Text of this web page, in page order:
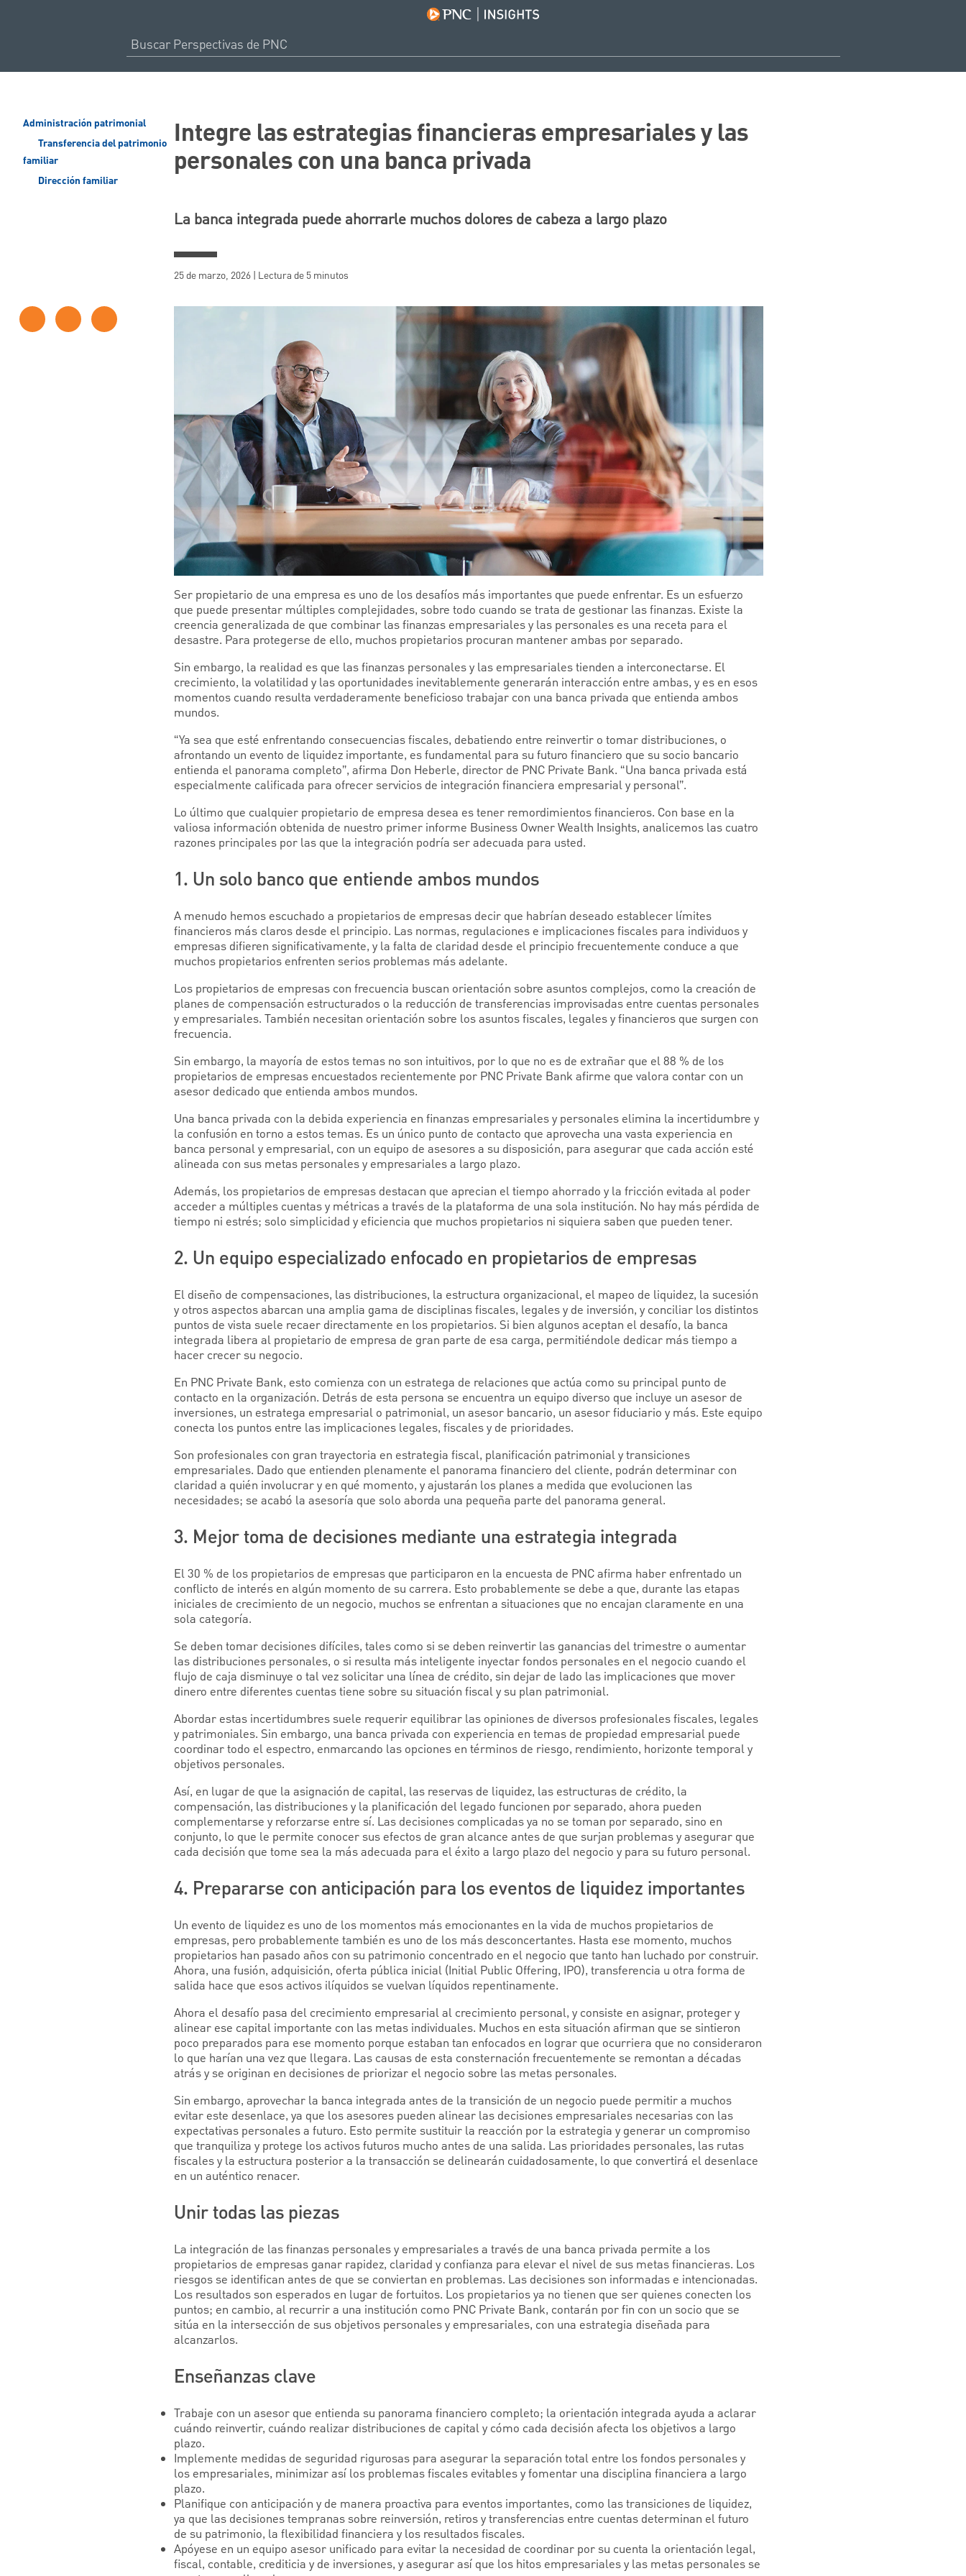
Administración patrimonial
Transferencia del patrimonio
familiar
Dirección familiar
Integre las estrategias financieras empresariales y las
personales con una banca privada
La banca integrada puede ahorrarle muchos dolores de cabeza a largo plazo
25 de marzo, 2026 | Lectura de 5 minutos
Ser propietario de una empresa es uno de los desafíos más importantes que puede enfrentar. Es un esfuerzo
que puede presentar múltiples complejidades, sobre todo cuando se trata de gestionar las finanzas. Existe la
creencia generalizada de que combinar las finanzas empresariales y las personales es una receta para el
desastre. Para protegerse de ello, muchos propietarios procuran mantener ambas por separado.
Sin embargo, la realidad es que las finanzas personales y las empresariales tienden a interconectarse. El
crecimiento, la volatilidad y las oportunidades inevitablemente generarán interacción entre ambas, y es en esos
momentos cuando resulta verdaderamente beneficioso trabajar con una banca privada que entienda ambos
mundos.
“Ya sea que esté enfrentando consecuencias fiscales, debatiendo entre reinvertir o tomar distribuciones, o
afrontando un evento de liquidez importante, es fundamental para su futuro financiero que su socio bancario
entienda el panorama completo”, afirma Don Heberle, director de PNC Private Bank. “Una banca privada está
especialmente calificada para ofrecer servicios de integración financiera empresarial y personal”.
Lo último que cualquier propietario de empresa desea es tener remordimientos financieros. Con base en la
valiosa información obtenida de nuestro primer informe Business Owner Wealth Insights, analicemos las cuatro
razones principales por las que la integración podría ser adecuada para usted.
1. Un solo banco que entiende ambos mundos
A menudo hemos escuchado a propietarios de empresas decir que habrían deseado establecer límites
financieros más claros desde el principio. Las normas, regulaciones e implicaciones fiscales para individuos y
empresas difieren significativamente, y la falta de claridad desde el principio frecuentemente conduce a que
muchos propietarios enfrenten serios problemas más adelante.
Los propietarios de empresas con frecuencia buscan orientación sobre asuntos complejos, como la creación de
planes de compensación estructurados o la reducción de transferencias improvisadas entre cuentas personales
y empresariales. También necesitan orientación sobre los asuntos fiscales, legales y financieros que surgen con
frecuencia.
Sin embargo, la mayoría de estos temas no son intuitivos, por lo que no es de extrañar que el 88 % de los
propietarios de empresas encuestados recientemente por PNC Private Bank afirme que valora contar con un
asesor dedicado que entienda ambos mundos.
Una banca privada con la debida experiencia en finanzas empresariales y personales elimina la incertidumbre y
la confusión en torno a estos temas. Es un único punto de contacto que aprovecha una vasta experiencia en
banca personal y empresarial, con un equipo de asesores a su disposición, para asegurar que cada acción esté
alineada con sus metas personales y empresariales a largo plazo.
Además, los propietarios de empresas destacan que aprecian el tiempo ahorrado y la fricción evitada al poder
acceder a múltiples cuentas y métricas a través de la plataforma de una sola institución. No hay más pérdida de
tiempo ni estrés; solo simplicidad y eficiencia que muchos propietarios ni siquiera saben que pueden tener.
2. Un equipo especializado enfocado en propietarios de empresas
El diseño de compensaciones, las distribuciones, la estructura organizacional, el mapeo de liquidez, la sucesión
y otros aspectos abarcan una amplia gama de disciplinas fiscales, legales y de inversión, y conciliar los distintos
puntos de vista suele recaer directamente en los propietarios. Si bien algunos aceptan el desafío, la banca
integrada libera al propietario de empresa de gran parte de esa carga, permitiéndole dedicar más tiempo a
hacer crecer su negocio.
En PNC Private Bank, esto comienza con un estratega de relaciones que actúa como su principal punto de
contacto en la organización. Detrás de esta persona se encuentra un equipo diverso que incluye un asesor de
inversiones, un estratega empresarial o patrimonial, un asesor bancario, un asesor fiduciario y más. Este equipo
conecta los puntos entre las implicaciones legales, fiscales y de prioridades.
Son profesionales con gran trayectoria en estrategia fiscal, planificación patrimonial y transiciones
empresariales. Dado que entienden plenamente el panorama financiero del cliente, podrán determinar con
claridad a quién involucrar y en qué momento, y ajustarán los planes a medida que evolucionen las
necesidades; se acabó la asesoría que solo aborda una pequeña parte del panorama general.
3. Mejor toma de decisiones mediante una estrategia integrada
El 30 % de los propietarios de empresas que participaron en la encuesta de PNC afirma haber enfrentado un
conflicto de interés en algún momento de su carrera. Esto probablemente se debe a que, durante las etapas
iniciales de crecimiento de un negocio, muchos se enfrentan a situaciones que no encajan claramente en una
sola categoría.
Se deben tomar decisiones difíciles, tales como si se deben reinvertir las ganancias del trimestre o aumentar
las distribuciones personales, o si resulta más inteligente inyectar fondos personales en el negocio cuando el
flujo de caja disminuye o tal vez solicitar una línea de crédito, sin dejar de lado las implicaciones que mover
dinero entre diferentes cuentas tiene sobre su situación fiscal y su plan patrimonial.
Abordar estas incertidumbres suele requerir equilibrar las opiniones de diversos profesionales fiscales, legales
y patrimoniales. Sin embargo, una banca privada con experiencia en temas de propiedad empresarial puede
coordinar todo el espectro, enmarcando las opciones en términos de riesgo, rendimiento, horizonte temporal y
objetivos personales.
Así, en lugar de que la asignación de capital, las reservas de liquidez, las estructuras de crédito, la
compensación, las distribuciones y la planificación del legado funcionen por separado, ahora pueden
complementarse y reforzarse entre sí. Las decisiones complicadas ya no se toman por separado, sino en
conjunto, lo que le permite conocer sus efectos de gran alcance antes de que surjan problemas y asegurar que
cada decisión que tome sea la más adecuada para el éxito a largo plazo del negocio y para su futuro personal.
4. Prepararse con anticipación para los eventos de liquidez importantes
Un evento de liquidez es uno de los momentos más emocionantes en la vida de muchos propietarios de
empresas, pero probablemente también es uno de los más desconcertantes. Hasta ese momento, muchos
propietarios han pasado años con su patrimonio concentrado en el negocio que tanto han luchado por construir.
Ahora, una fusión, adquisición, oferta pública inicial (Initial Public Offering, IPO), transferencia u otra forma de
salida hace que esos activos ilíquidos se vuelvan líquidos repentinamente.
Ahora el desafío pasa del crecimiento empresarial al crecimiento personal, y consiste en asignar, proteger y
alinear ese capital importante con las metas individuales. Muchos en esta situación afirman que se sintieron
poco preparados para ese momento porque estaban tan enfocados en lograr que ocurriera que no consideraron
lo que harían una vez que llegara. Las causas de esta consternación frecuentemente se remontan a décadas
atrás y se originan en decisiones de priorizar el negocio sobre las metas personales.
Sin embargo, aprovechar la banca integrada antes de la transición de un negocio puede permitir a muchos
evitar este desenlace, ya que los asesores pueden alinear las decisiones empresariales necesarias con las
expectativas personales a futuro. Esto permite sustituir la reacción por la estrategia y generar un compromiso
que tranquiliza y protege los activos futuros mucho antes de una salida. Las prioridades personales, las rutas
fiscales y la estructura posterior a la transacción se delinearán cuidadosamente, lo que convertirá el desenlace
en un auténtico renacer.
Unir todas las piezas
La integración de las finanzas personales y empresariales a través de una banca privada permite a los
propietarios de empresas ganar rapidez, claridad y confianza para elevar el nivel de sus metas financieras. Los
riesgos se identifican antes de que se conviertan en problemas. Las decisiones son informadas e intencionadas.
Los resultados son esperados en lugar de fortuitos. Los propietarios ya no tienen que ser quienes conecten los
puntos; en cambio, al recurrir a una institución como PNC Private Bank, contarán por fin con un socio que se
sitúa en la intersección de sus objetivos personales y empresariales, con una estrategia diseñada para
alcanzarlos.
Enseñanzas clave
Trabaje con un asesor que entienda su panorama financiero completo; la orientación integrada ayuda a aclarar
cuándo reinvertir, cuándo realizar distribuciones de capital y cómo cada decisión afecta los objetivos a largo
plazo.
Implemente medidas de seguridad rigurosas para asegurar la separación total entre los fondos personales y
los empresariales, minimizar así los problemas fiscales evitables y fomentar una disciplina financiera a largo
plazo.
Planifique con anticipación y de manera proactiva para eventos importantes, como las transiciones de liquidez,
ya que las decisiones tempranas sobre reinversión, retiros y transferencias entre cuentas determinan el futuro
de su patrimonio, la flexibilidad financiera y los resultados fiscales.
Apóyese en un equipo asesor unificado para evitar la necesidad de coordinar por su cuenta la orientación legal,
fiscal, contable, crediticia y de inversiones, y asegurar así que los hitos empresariales y las metas personales se